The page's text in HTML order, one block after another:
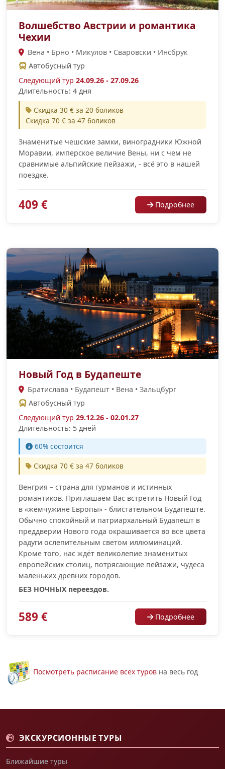
Волшебство Австрии и романтика
Чехии
Вена • Брно • Микулов • Сваровски • Инсбрук
Автобусный тур
Следующий тур 24.09.26 - 27.09.26
Длительность: 4 дня
Скидка 30 € за 20 боликов
Скидка 70 € за 47 боликов
Знаменитые чешские замки, виноградники Южной
Моравии, имперское величие Вены, ни с чем не
сравнимые альпийские пейзажи, - всё это в нашей
поездке.
409 € Подробнее
Новый Год в Будапеште
Братислава • Будапешт • Вена • Зальцбург
Автобусный тур
Следующий тур 29.12.26 - 02.01.27
Длительность: 5 дней
60% состоится
Скидка 70 € за 47 боликов
Венгрия – страна для гурманов и истинных
романтиков. Приглашаем Вас встретить Новый Год
в «жемчужине Европы» - блистательном Будапеште.
Обычно спокойный и патриархальный Будапешт в
преддверии Нового года окрашивается во все цвета
радуги ослепительным светом иллюминаций.
Кроме того, нас ждёт великолепие знаменитых
европейских столиц, потрясающие пейзажи, чудеса
маленьких древних городов.
БЕЗ НОЧНЫХ переездов.
589 € Подробнее
Посмотреть расписание всех туров на весь год
ЭКСКУРСИОННЫЕ ТУРЫ
Ближайшие туры